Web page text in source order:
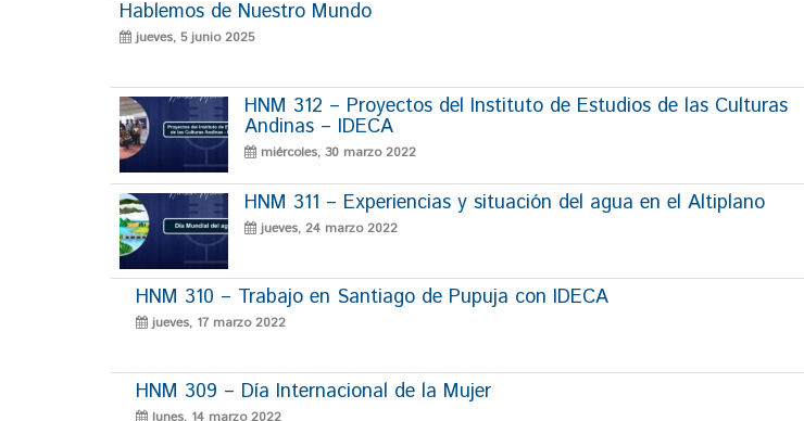
Hablemos de Nuestro Mundo
jueves, 5 junio 2025
HNM 312 – Proyectos del Instituto de Estudios de las Culturas
Andinas – IDECA
miércoles, 30 marzo 2022
HNM 311 – Experiencias y situación del agua en el Altiplano
jueves, 24 marzo 2022
HNM 310 – Trabajo en Santiago de Pupuja con IDECA
jueves, 17 marzo 2022
HNM 309 – Día Internacional de la Mujer